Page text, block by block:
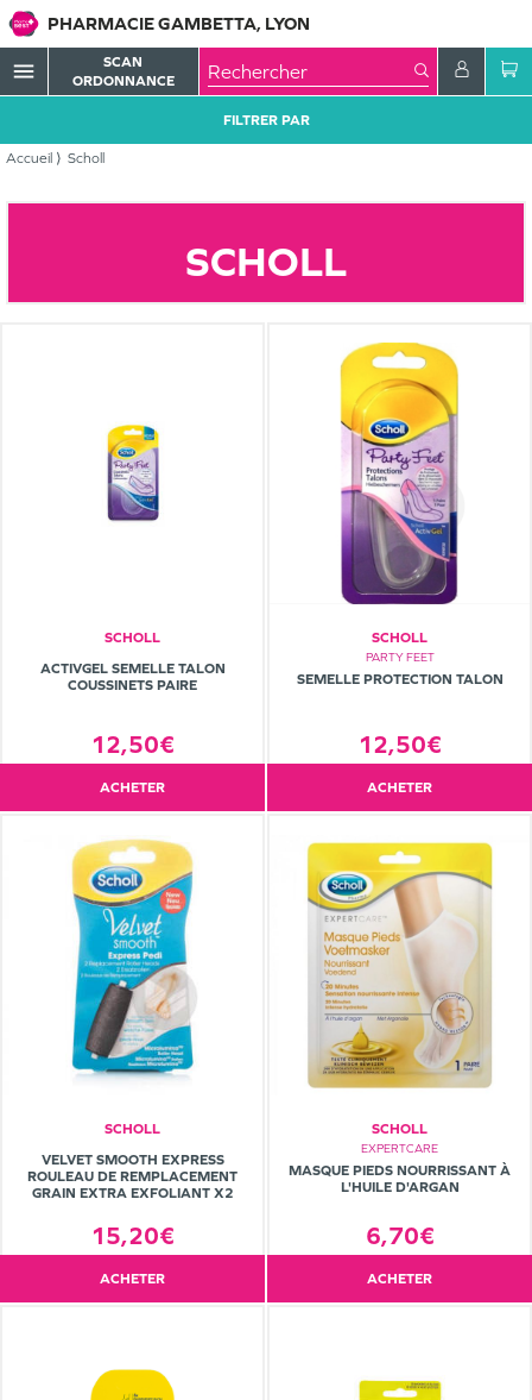
PHARMACIE GAMBETTA, LYON
menu
SCAN
ORDONNANCE
Accueil Scholl
FILTRER PAR
SCHOLL
SCHOLL
ACTIVGEL SEMELLE TALON
COUSSINETS PAIRE
12,50€
ACHETER
SCHOLL
PARTY FEET
SEMELLE PROTECTION TALON
12,50€
ACHETER
SCHOLL
VELVET SMOOTH EXPRESS
ROULEAU DE REMPLACEMENT
GRAIN EXTRA EXFOLIANT X2
15,20€
ACHETER
SCHOLL
EXPERTCARE
MASQUE PIEDS NOURRISSANT À
L'HUILE D'ARGAN
6,70€
ACHETER